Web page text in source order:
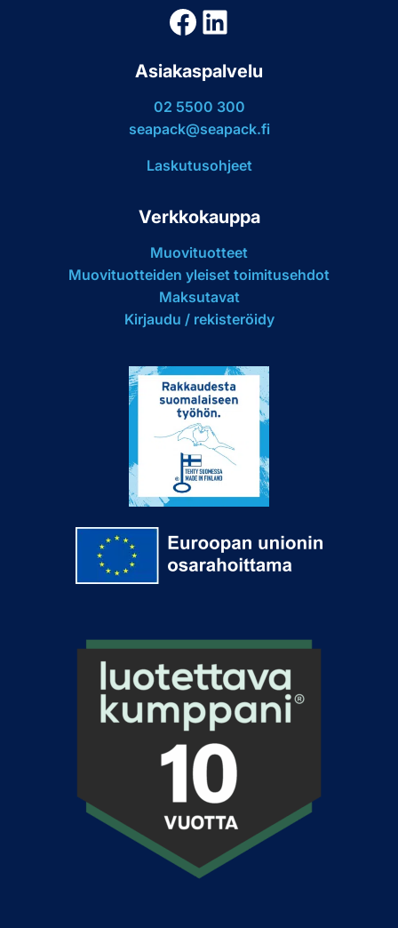
Facebook
LinkedIn
Asiakaspalvelu
02 5500 300
seapack@seapack.fi
Laskutusohjeet
Verkkokauppa
Muovituotteet
Muovituotteiden yleiset toimitusehdot
Maksutavat
Kirjaudu / rekisteröidy